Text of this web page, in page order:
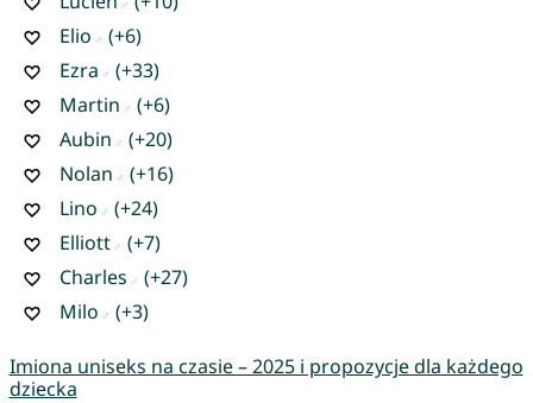
Elio
(+6)
Ezra
(+33)
Martin
(+6)
Aubin
(+20)
Nolan
(+16)
Lino
(+24)
Elliott
(+7)
Charles
(+27)
Milo
(+3)
Imiona uniseks na czasie – 2025 i propozycje dla każdego
dziecka